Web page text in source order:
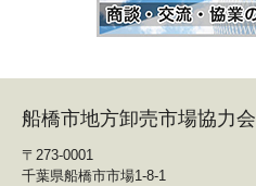
船橋市地方卸売市場協力会
〒273-0001
千葉県船橋市市場1-8-1